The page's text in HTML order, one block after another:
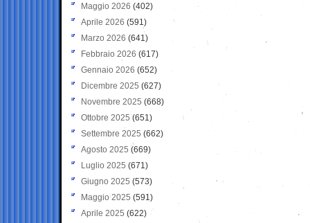
Maggio 2026 (402)
Aprile 2026 (591)
Marzo 2026 (641)
Febbraio 2026 (617)
Gennaio 2026 (652)
Dicembre 2025 (627)
Novembre 2025 (668)
Ottobre 2025 (651)
Settembre 2025 (662)
Agosto 2025 (669)
Luglio 2025 (671)
Giugno 2025 (573)
Maggio 2025 (591)
Aprile 2025 (622)